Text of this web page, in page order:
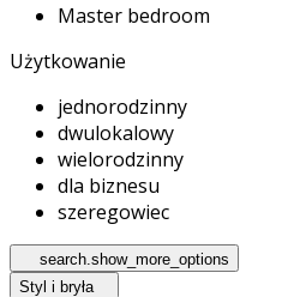
Master bedroom
Użytkowanie
jednorodzinny
dwulokalowy
wielorodzinny
dla biznesu
szeregowiec
search.show_more_options
Styl i bryła